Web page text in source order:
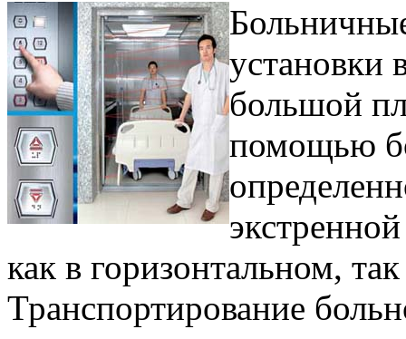
установки
большой
помощью
как в горизонтальном,
Транспортирование